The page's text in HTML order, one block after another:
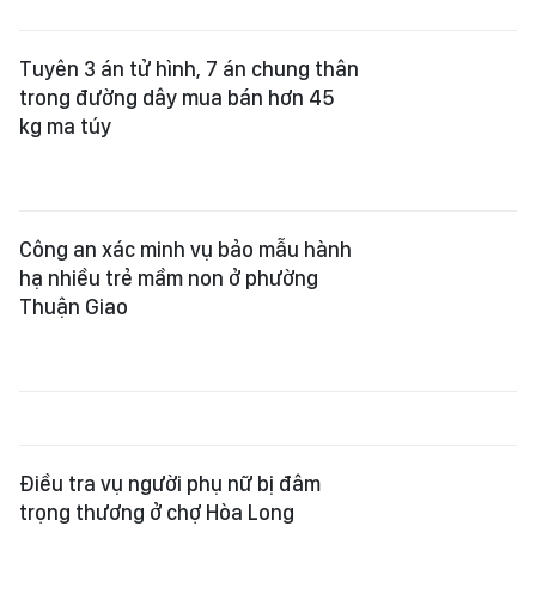
Tuyên 3 án tử hình, 7 án chung thân
trong đường dây mua bán hơn 45
kg ma túy
Công an xác minh vụ bảo mẫu hành
hạ nhiều trẻ mầm non ở phường
Thuận Giao
Điều tra vụ người phụ nữ bị đâm
trọng thương ở chợ Hòa Long